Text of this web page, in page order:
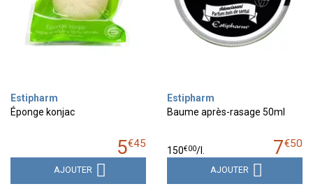
Estipharm
Éponge konjac
5€45
AJOUTER
Estipharm
Baume après-rasage 50ml
7€50
150€00/l.
AJOUTER